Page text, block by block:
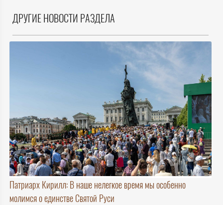
ДРУГИЕ НОВОСТИ РАЗДЕЛА
Патриарх Кирилл: В наше нелегкое время мы особенно
молимся о единстве Святой Руси